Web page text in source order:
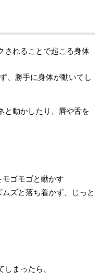
されることで起こる身体
、勝手に身体が動いてし
と動かしたり、唇や舌を
ゴモゴと動かす
ズと落ち着かず、じっと
まったら、